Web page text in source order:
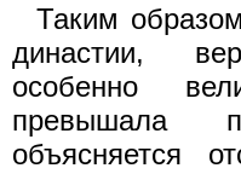
Таким
династии,
особенно
превышала
объясняется